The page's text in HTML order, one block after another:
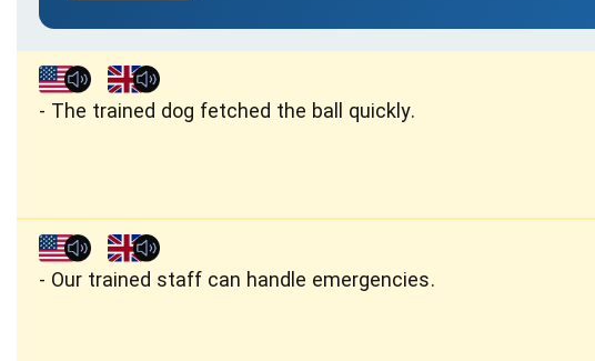
The trained dog fetched the ball quickly.
Our trained staff can handle emergencies.